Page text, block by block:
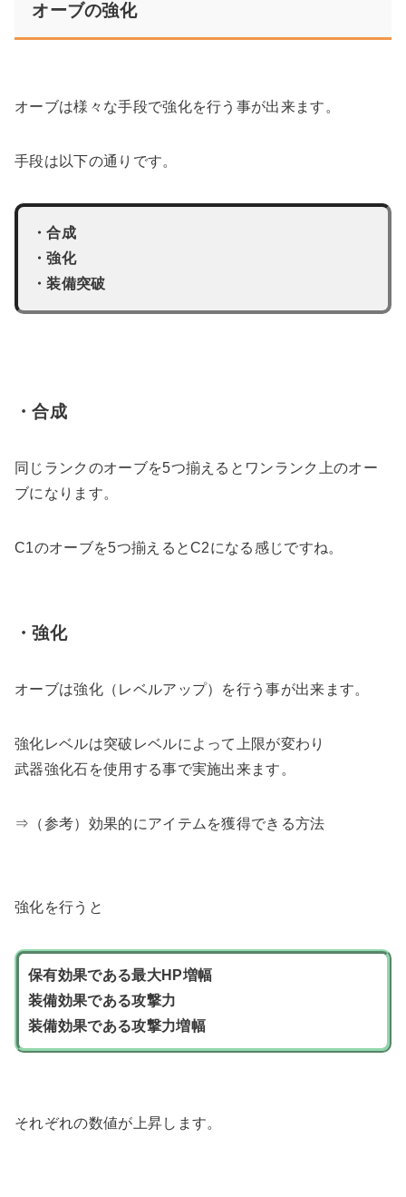
オーブの強化
オーブは様々な手段で強化を行う事が出来ます。
手段は以下の通りです。
・合成
・強化
・装備突破
・合成
同じランクのオーブを5つ揃えるとワンランク上のオー
ブになります。
C1のオーブを5つ揃えるとC2になる感じですね。
・強化
オーブは強化（レベルアップ）を行う事が出来ます。
強化レベルは突破レベルによって上限が変わり
武器強化石を使用する事で実施出来ます。
⇒（参考）効果的にアイテムを獲得できる方法
強化を行うと
保有効果である最大HP増幅
装備効果である攻撃力
装備効果である攻撃力増幅
それぞれの数値が上昇します。